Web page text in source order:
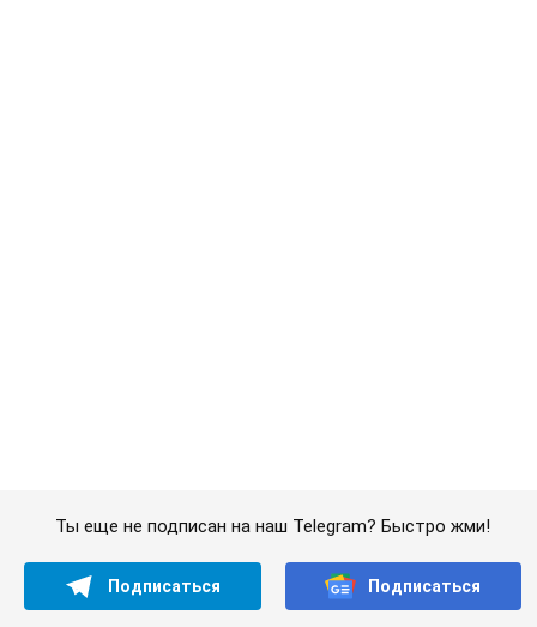
"Джипинг разрушает экосистемы, которые
формировались сотни лет": в Greenpeace
забили тревогу